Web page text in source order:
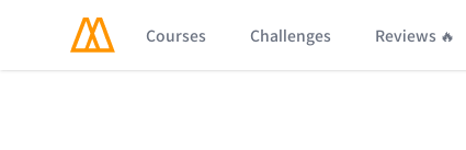
Courses Challenges Reviews 🔥